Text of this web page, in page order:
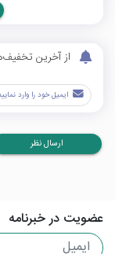
از آخرین
ارسال نظر
عضویت در خبرنامه